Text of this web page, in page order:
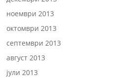
ноември 2013
октомври 2013
септември 2013
август 2013
јули 2013